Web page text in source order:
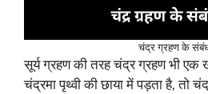
चंद्र ग्रहण के
सूर्य ग्रहण की तरह चंद्र ग्रहण भी एक
चंद्रमा पृथ्वी की छाया में पड़ता है, तो